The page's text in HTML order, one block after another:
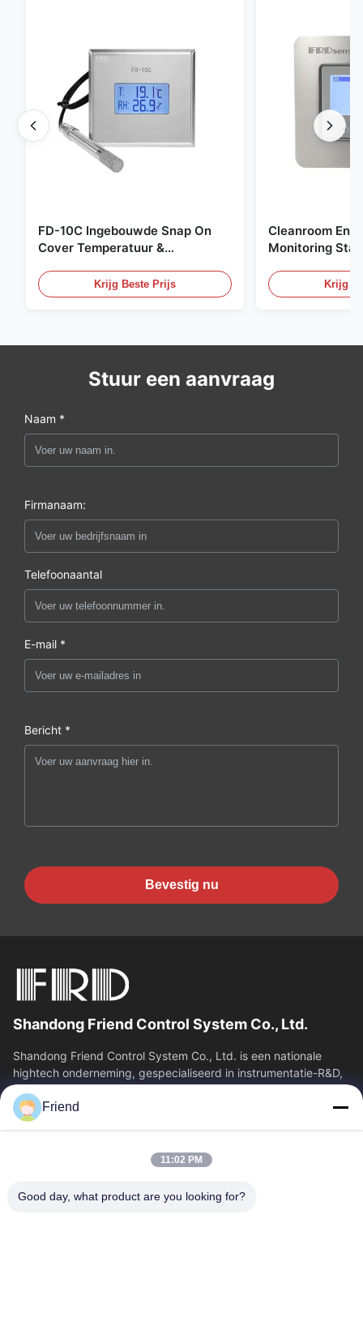
FD-10C Ingebouwde Snap On
Cover Temperatuur &
roestvrijstalen monitor
Krijg Beste Prijs
Cleanroom
Monitoring
20mA/RS485
Fume Detection
Krijg
Stuur een aanvraag
Naam *
Firmanaam:
Telefoonaantal
E-mail *
Bericht *
Bevestig nu
Shandong Friend Control System Co., Ltd.
Shandong Friend Control System Co., Ltd. is een nationale
hightech onderneming, gespecialiseerd in instrumentatie-R&D,
productie en industriële...
Snelkoppelingen
Over Ons
Fabrieksreis
Kwaliteitscontrole
Friend
11:02 PM
Good day, what product are you looking for?